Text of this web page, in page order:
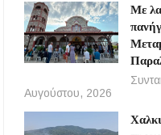
Με
Αυγούστου, 2026